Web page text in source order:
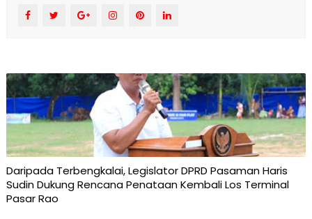
Daripada Terbengkalai, Legislator DPRD Pasaman Haris
Sudin Dukung Rencana Penataan Kembali Los Terminal
Pasar Rao